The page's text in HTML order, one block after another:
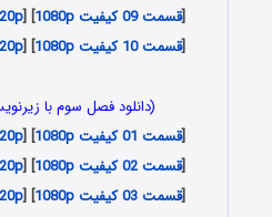
[قسمت 09 کیفیت 1080p ] [
[قسمت 10 کیفیت 1080p ] [
(دانلود فصل سوم با
[قسمت 01 کیفیت 1080p ] [
[قسمت 02 کیفیت 1080p ] [
[قسمت 03 کیفیت 1080p ] [